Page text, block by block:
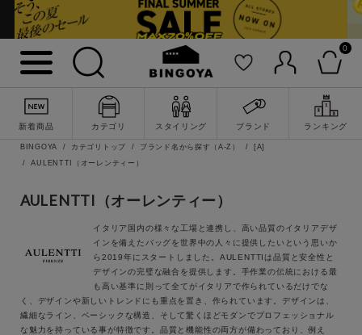
0
新着商品 カテゴリ スタイリング ブランド ランキング
詳細検索
キーワード
性別
LADIES
トップス
パンツ
BINGOYA カテゴリトップ ブランド名から探す（A-Z）
[A]
AULENTTI（オーレンティー）
AULENTTI（オーレンティー）
イタリア国内の様々な工場と連携し、高い品質のイタリアデザ
インを備えたバッグを世界中の人々に提供したいという思いか
ら2019年にスタートしました。AULENTTIは品質と安全性と
デザインの完璧な融合を提供します。手作業の伝統における最
も高い基準に則って全てがイタリアで作られているだけでな
く、デザインや新しいトレンドにも重点を置き、作られています。デザインは、
繊細なライン、ベーシックな構造、そして驚くほどモダンでプロフェッショナル
な魅力を持っている事が特徴です。品質と機能性の両方が備わっており、例え